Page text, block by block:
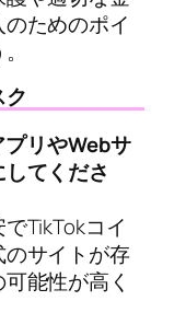
ためのポイ
リやWebサ
てくださ
TikTokコイ
サイトが存
能性が高く